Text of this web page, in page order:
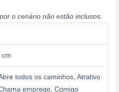
o cenário não estão inclusos.
cm
todos os caminhos, Atrativo
emprego, Comigo